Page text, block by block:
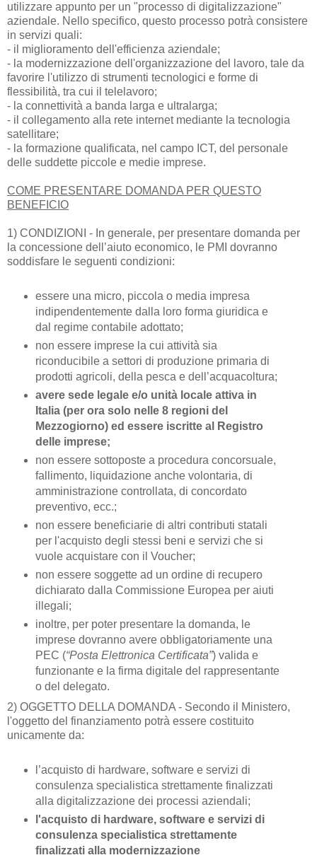
utilizzare appunto per un "processo di digitalizzazione"
aziendale. Nello specifico, questo processo potrà consistere
in servizi quali:
- il miglioramento dell'efficienza aziendale;
- la modernizzazione dell'organizzazione del lavoro, tale da
favorire l'utilizzo di strumenti tecnologici e forme di
flessibilità, tra cui il telelavoro;
- la connettività a banda larga e ultralarga;
- il collegamento alla rete internet mediante la tecnologia
satellitare;
- la formazione qualificata, nel campo ICT, del personale
delle suddette piccole e medie imprese.
COME PRESENTARE DOMANDA PER QUESTO
BENEFICIO
1) CONDIZIONI - In generale, per presentare domanda per
la concessione dell’aiuto economico, le PMI dovranno
soddisfare le seguenti condizioni:
essere una micro, piccola o media impresa
indipendentemente dalla loro forma giuridica e
dal regime contabile adottato;
non essere imprese la cui attività sia
riconducibile a settori di produzione primaria di
prodotti agricoli, della pesca e dell’acquacoltura;
avere sede legale e/o unità locale attiva in
Italia (per ora solo nelle 8 regioni del
Mezzogiorno) ed essere iscritte al Registro
delle imprese;
non essere sottoposte a procedura concorsuale,
fallimento, liquidazione anche volontaria, di
amministrazione controllata, di concordato
preventivo, ecc.;
non essere beneficiarie di altri contributi statali
per l'acquisto degli stessi beni e servizi che si
vuole acquistare con il Voucher;
non essere soggette ad un ordine di recupero
dichiarato dalla Commissione Europea per aiuti
illegali;
inoltre, per poter presentare la domanda, le
imprese dovranno avere obbligatoriamente una
PEC (“Posta Elettronica Certificata”) valida e
funzionante e la firma digitale del rappresentante
o del delegato.
2) OGGETTO DELLA DOMANDA - Secondo il Ministero,
l'oggetto del finanziamento potrà essere costituito
unicamente da:
l’acquisto di hardware, software e servizi di
consulenza specialistica strettamente finalizzati
alla digitalizzazione dei processi aziendali;
l'acquisto di hardware, software e servizi di
consulenza specialistica strettamente
finalizzati alla modernizzazione